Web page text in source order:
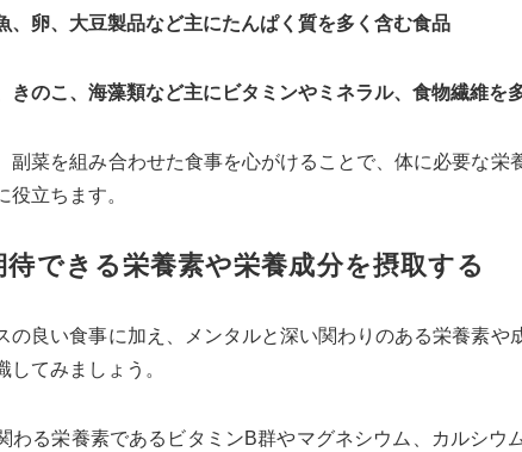
、卵、大豆製品など主にたんぱく質を多く含む食品
きのこ、海藻類など主にビタミンやミネラル、食物繊維を
副菜を組み合わせた食事を心がけることで、体に必要な栄
役立ちます。
待できる栄養素や栄養成分を摂取する
の良い食事に加え、メンタルと深い関わりのある栄養素や
してみましょう。
わる栄養素であるビタミンB群やマグネシウム、カルシウ